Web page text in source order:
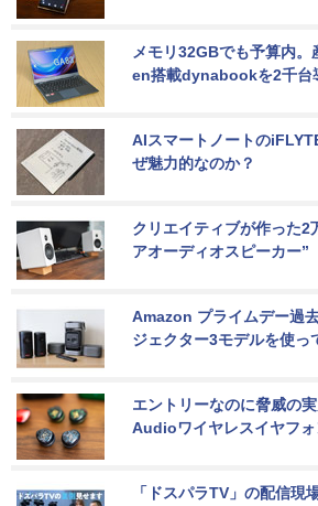
メモリ32GBでも予算内
en搭載dynabookを2千台
AIスマートノートの
ぜ魅力的なのか？
クリエイティブが作った2
アオーディオスピーカー”
Amazon プライムデー過
ジェクター3モデルを使っ
エントリーなのに脅威の
Audioワイヤレスイヤフォ
「ドスパラTV」の配信現